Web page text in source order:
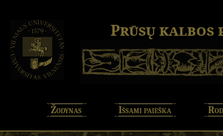
Prūsų kalbos
Žodynas Išsami paieška